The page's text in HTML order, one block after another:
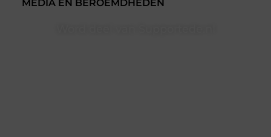
MEDIA EN BEROEMDHEDEN